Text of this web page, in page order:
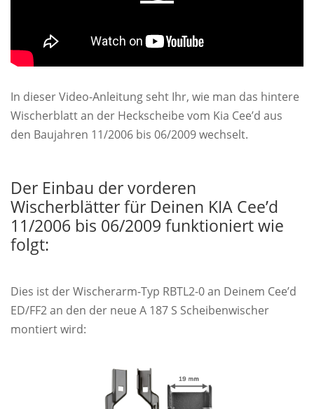
In dieser Video-Anleitung seht Ihr, wie man das hintere
Wischerblatt an der Heckscheibe vom Kia Cee’d aus
den Baujahren 11/2006 bis 06/2009 wechselt.
Der Einbau der vorderen
Wischerblätter für Deinen KIA Cee’d
11/2006 bis 06/2009 funktioniert wie
folgt:
Dies ist der Wischerarm-Typ RBTL2-0 an Deinem Cee’d
ED/FF2 an den der neue A 187 S Scheibenwischer
montiert wird: